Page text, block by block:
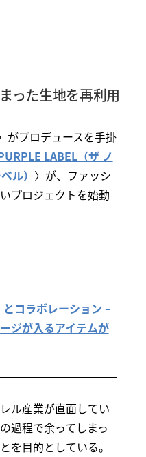
った生地を再利用
がプロデュースを手掛
LABEL（ザ ノ
ル） 〉が、ファッシ
プロジェクトを始動
とコラボレーション –
ジが入るアイテムが
ル産業が直面してい
過程で余ってしまっ
を目的としている。